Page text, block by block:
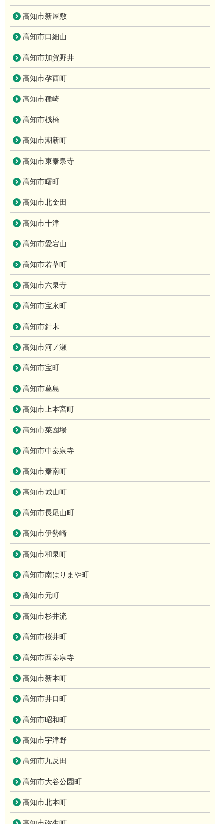
高知市新屋敷
高知市口細山
高知市加賀野井
高知市孕西町
高知市種崎
高知市桟橋
高知市潮新町
高知市東秦泉寺
高知市曙町
高知市北金田
高知市十津
高知市愛宕山
高知市若草町
高知市六泉寺
高知市宝永町
高知市針木
高知市河ノ瀬
高知市宝町
高知市葛島
高知市上本宮町
高知市菜園場
高知市中秦泉寺
高知市秦南町
高知市城山町
高知市長尾山町
高知市伊勢崎
高知市和泉町
高知市南はりまや町
高知市元町
高知市杉井流
高知市桜井町
高知市西秦泉寺
高知市新本町
高知市井口町
高知市昭和町
高知市宇津野
高知市九反田
高知市大谷公園町
高知市北本町